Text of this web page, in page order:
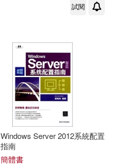
試閱
Windows Server 2012系統配置
指南
簡體書